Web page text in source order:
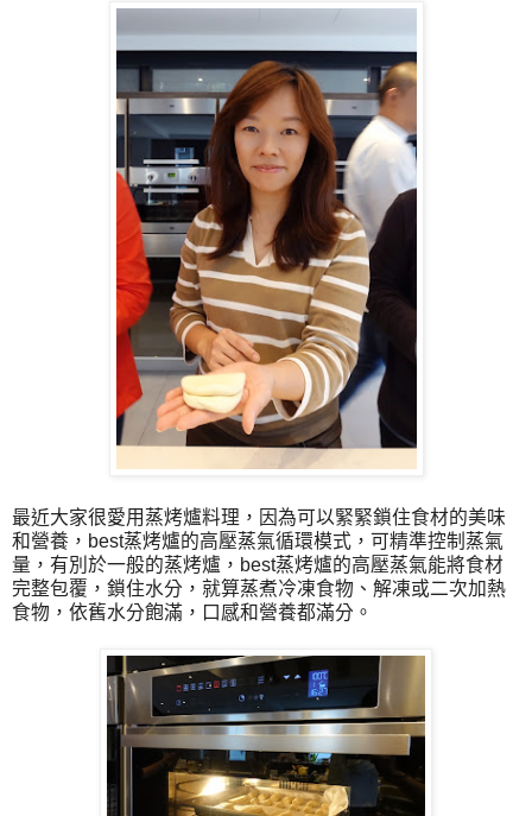
最近大家很愛用蒸烤爐料理，因為可以緊緊鎖住食材的美味
和營養，best蒸烤爐的高壓蒸氣循環模式，可精準控制蒸氣
量，有別於一般的蒸烤爐，best蒸烤爐的高壓蒸氣能將食材
完整包覆，鎖住水分，就算蒸煮冷凍食物、解凍或二次加熱
食物，依舊水分飽滿，口感和營養都滿分。